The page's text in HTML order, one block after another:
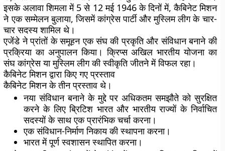
इसके अलावा शिमला में 5 से 12 मई 1946 के दिनों में, कैबिनेट मिशन
ने एक सम्मेलन बुलाया, जिसमें कांग्रेस पार्टी और मुस्लिम लीग के चार-
चार सदस्य शामिल थे।
एजेंडे ने प्रांतों के समूहन एक संघ की प्रकृति और संविधान बनाने की
प्रक्रिया का अनुपालन किया। क्रिप्स अखिल भारतीय योजना का
संघ कांग्रेस या मुस्लिम लीग की स्वीकृति जीतने में विफल रहा।
कैबिनेट मिशन द्वारा किए गए प्रस्ताव
कैबिनेट मिशन के तीन प्रस्ताव थे।
नया संविधान बनाने के मुद्दे पर अधिकतम समझौते को सुरक्षित
करने के लिए ब्रिटिश भारत और भारतीय राज्यों के निर्वाचित
सदस्यों के साथ एक प्रारंभिक चर्चा करना।
एक संविधान-निर्माण निकाय की स्थापना करना।
भारत में पूर्ण स्वशासन स्थापित करना।